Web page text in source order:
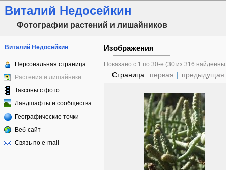
Виталий Недосейкин
Фотографии растений и лишайников
Виталий Недосейкин
Персональная страница
Растения и лишайники
Таксоны с фото
Ландшафты и сообщества
Географические точки
Веб-сайт
Связь по e-mail
Изображения
Показано с 1 по 30-е (30 из 316
Страница: первая | предыдущая